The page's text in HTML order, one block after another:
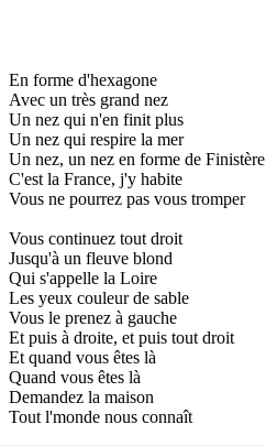
En forme d'hexagone
Avec un très grand nez
Un nez qui n'en finit plus
Un nez qui respire la mer
Un nez, un nez en forme de Finistère
C'est la France, j'y habite
Vous ne pourrez pas vous tromper
Vous continuez tout droit
Jusqu'à un fleuve blond
Qui s'appelle la Loire
Les yeux couleur de sable
Vous le prenez à gauche
Et puis à droite, et puis tout droit
Et quand vous êtes là
Quand vous êtes là
Demandez la maison
Tout l'monde nous connaît